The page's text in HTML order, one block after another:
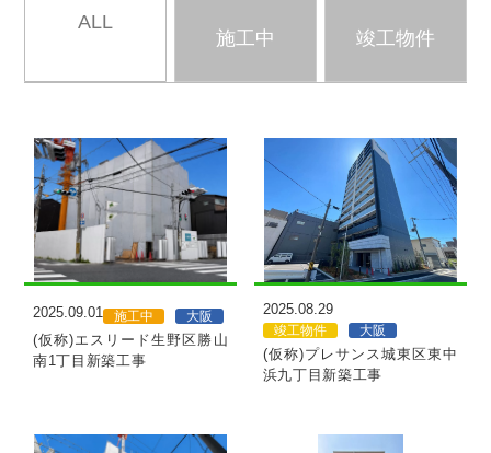
ALL
施工中 竣工物件
MORE
2025.09.01 施工中 大阪
(仮称)エスリード生野区勝山
南1丁目新築工事
MORE
2025.08.29
竣工物件 大阪
(仮称)プレサンス城東区東中
浜九丁目新築工事